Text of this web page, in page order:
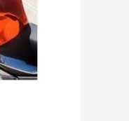
en 4 plazos sin
Obtenga su presupuesto